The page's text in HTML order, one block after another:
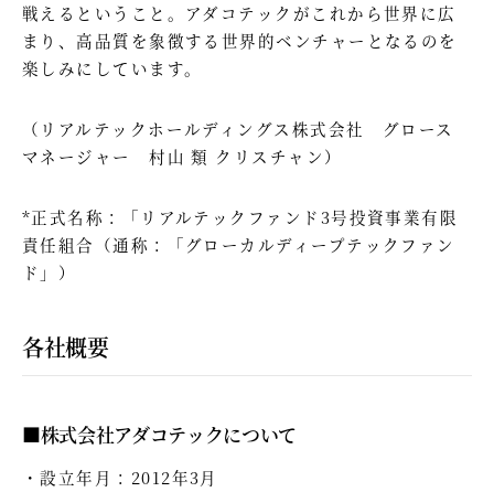
戦えるということ。アダコテックがこれから世界に広
まり、高品質を象徴する世界的ベンチャーとなるのを
楽しみにしています。
（リアルテックホールディングス株式会社 グロース
マネージャー 村山 類 クリスチャン）
*正式名称：「リアルテックファンド3号投資事業有限
責任組合（通称：「グローカルディープテックファン
ド」）
各社概要
■株式会社アダコテックについて
設立年月：2012年3月